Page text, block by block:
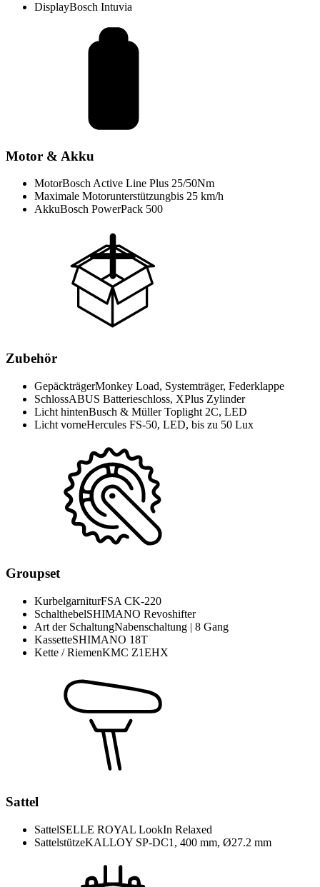
DisplayBosch Intuvia
Motor & Akku
MotorBosch Active Line Plus 25/50Nm
Maximale Motorunterstützungbis 25 km/h
AkkuBosch PowerPack 500
Zubehör
GepäckträgerMonkey Load, Systemträger, Federklappe
SchlossABUS Batterieschloss, XPlus Zylinder
Licht hintenBusch & Müller Toplight 2C, LED
Licht vorneHercules FS-50, LED, bis zu 50 Lux
Groupset
KurbelgarniturFSA CK-220
SchalthebelSHIMANO Revoshifter
Art der SchaltungNabenschaltung | 8 Gang
KassetteSHIMANO 18T
Kette / RiemenKMC Z1EHX
Sattel
SattelSELLE ROYAL LookIn Relaxed
SattelstützeKALLOY SP-DC1, 400 mm, Ø27.2 mm